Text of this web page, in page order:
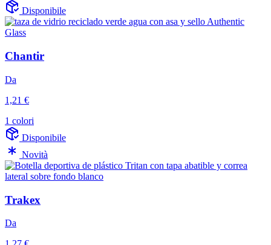
Disponibile
Chantir
Da
1,21 €
1 colori
Disponibile
Novità
Trakex
Da